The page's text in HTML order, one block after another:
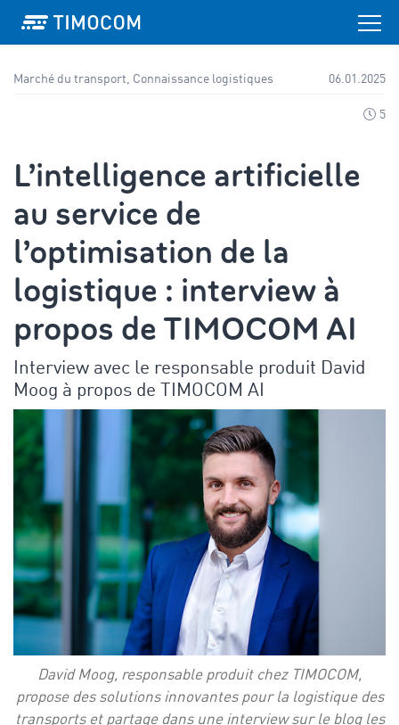
Marché du transport, Connaissance logistiques 06.01.2025
5
L’intelligence artificielle
au service de
l’optimisation de la
logistique : interview à
propos de TIMOCOM AI
Interview avec le responsable produit David
Moog à propos de TIMOCOM AI
David Moog, responsable produit chez TIMOCOM,
propose des solutions innovantes pour la logistique des
transports et partage dans une interview sur le blog les